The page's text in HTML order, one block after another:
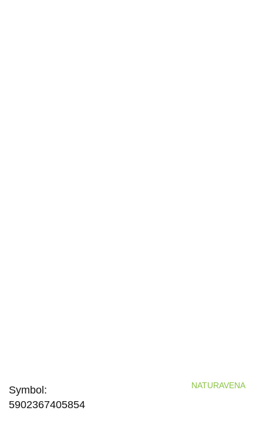
Symbol:
5902367405854
NATURAVENA